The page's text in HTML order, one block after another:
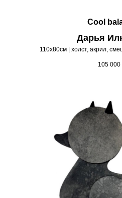
Cool
Дарья
110х80см | холст, акрил,
105 000